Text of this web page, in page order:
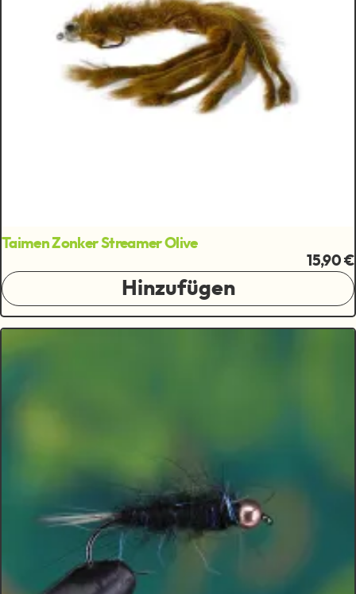
Taimen Zonker Streamer Olive
15,90 €
Hinzufügen